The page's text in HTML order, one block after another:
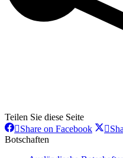
Teilen Sie diese Seite
Share on FacebookShare
Botschaften